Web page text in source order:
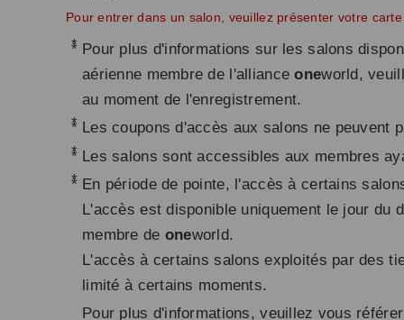
Pour entrer dans un salon, veuillez présenter votre
* Pour plus d'informations sur les salons
aérienne membre de l'allianceoneworld,
au moment de l'enregistrement.
* Les coupons d'accès aux salons ne peuvent
* Les salons sont accessibles aux membres
* En période de pointe, l'accès à certains
L'accès est disponible uniquement le jour du
membre de oneworld.
L'accès à certains salons exploités par des
limité à certains moments.
Pour plus d'informations, veuillez vous